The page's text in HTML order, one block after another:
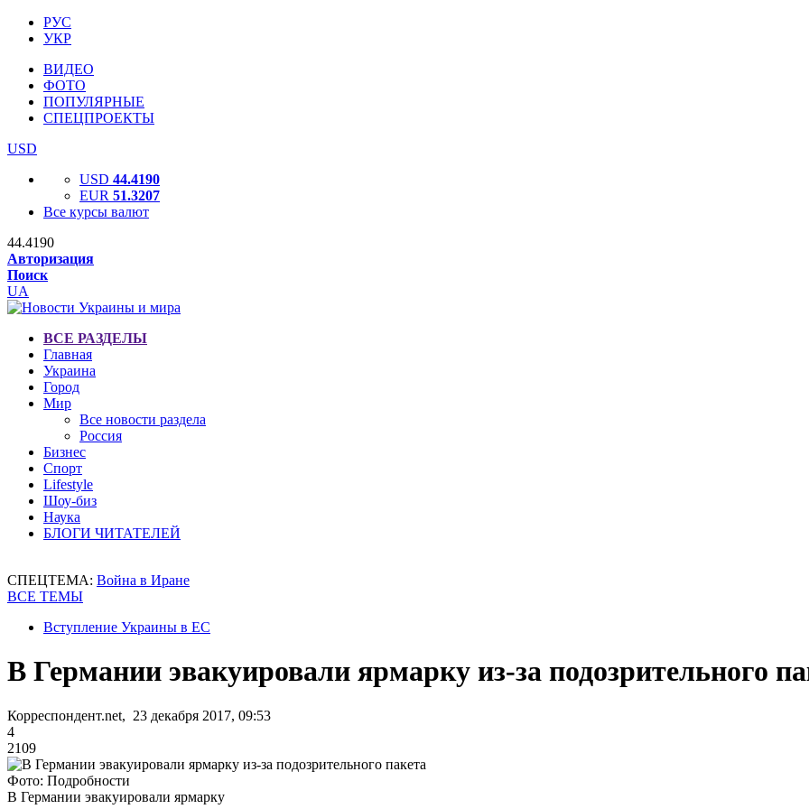
РУС
УКР
ВИДЕО
ФОТО
ПОПУЛЯРНЫЕ
СПЕЦПРОЕКТЫ
USD
USD 44.4190
EUR 51.3207
Все курсы валют
44.4190
Авторизация
Поиск
UA
ВСЕ РАЗДЕЛЫ
Главная
Украина
Город
Мир
Все новости раздела
Россия
Бизнес
Спорт
Lifestyle
Шоу-биз
Наука
БЛОГИ ЧИТАТЕЛЕЙ
СПЕЦТЕМА: Война в Иране
ВСЕ ТЕМЫ
Вступление Украины в ЕС
В Германии эвакуировали ярмарку из-за подозрительного
Корреспондент.net, 23 декабря 2017, 09:53
4
2109
Фото: Подробности
В Германии эвакуировали ярмарку